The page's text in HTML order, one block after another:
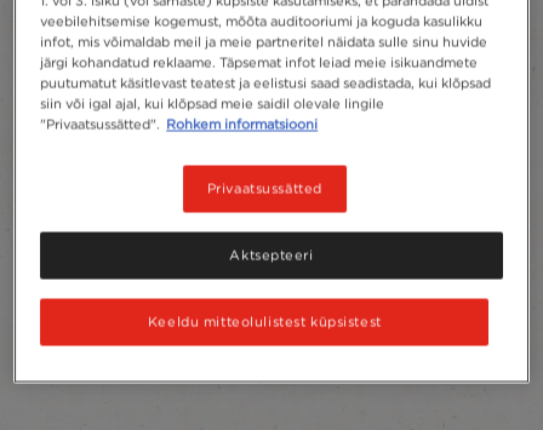
veebilehitsemise kogemust, mõõta auditooriumi ja koguda kasulikku
infot, mis võimaldab meil ja meie partneritel näidata sulle sinu huvide
järgi kohandatud reklaame. Täpsemat infot leiad meie isikuandmete
puutumatut käsitlevast teatest ja eelistusi saad seadistada, kui klõpsad
siin või igal ajal, kui klõpsad meie saidil olevale lingile
"Privaatsussätted". Rohkem informatsiooni
Privaatsussätted
Keeldu mitteolulistest küpsistest
Aktsepteeri